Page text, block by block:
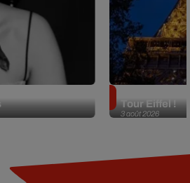
3 août 2026
Tour Eiffel !